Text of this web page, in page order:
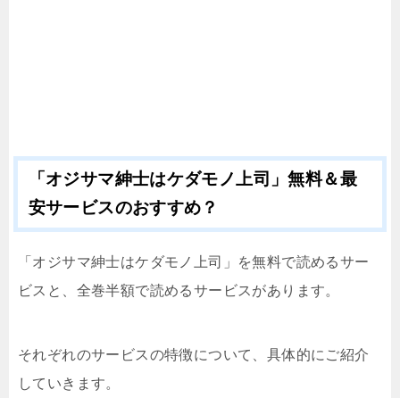
「オジサマ紳士はケダモノ上司」無料＆最
安サービスのおすすめ？
「オジサマ紳士はケダモノ上司」を無料で読めるサー
ビスと、全巻半額で読めるサービスがあります。
それぞれのサービスの特徴について、具体的にご紹介
していきます。